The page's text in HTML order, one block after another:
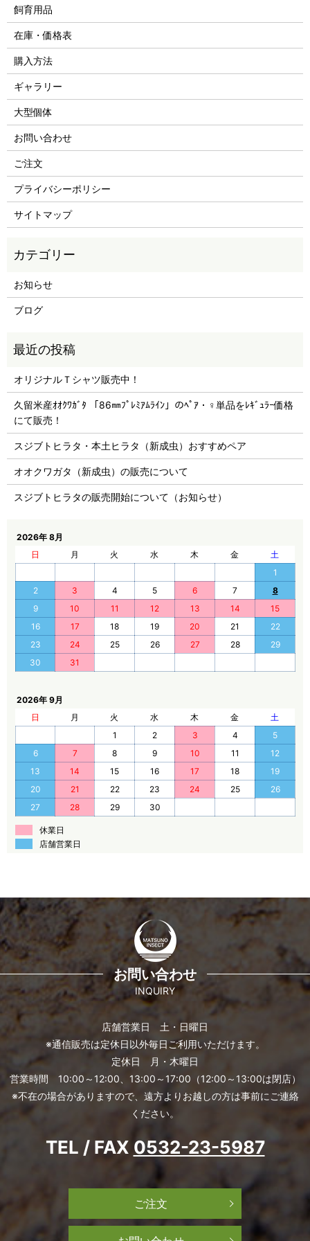
飼育用品
在庫・価格表
購入方法
ギャラリー
大型個体
お問い合わせ
ご注文
プライバシーポリシー
サイトマップ
お知らせ
ブログ
オリジナルＴシャツ販売中！
久留米産ｵｵｸﾜｶﾞﾀ 「86㎜ﾌﾟﾚﾐｱﾑﾗｲﾝ」のﾍﾟｱ・♀単品をﾚｷﾞｭﾗｰ価格
にて販売！
スジブトヒラタ・本土ヒラタ（新成虫）おすすめペア
オオクワガタ（新成虫）の販売について
スジブトヒラタの販売開始について（お知らせ）
2026年 8月
日
月 火 水 木 金
土
1
2
3 4 5 6 7
8
9
10 11 12 13 14
15
16
17 18 19 20 21
22
23
24 25 26 27 28
29
30
31
2026年 9月
日
月 火 水 木 金
土
1
2 3 4
5
6
7 8 9 10 11
12
13
14 15 16 17 18
19
20
21 22 23 24 25
26
27
28 29 30
休業日
店舗営業日
お問い合わせ
INQUIRY
店舗営業日 土・日曜日
※通信販売は定休日以外毎日ご利用いただけます。
定休日 月・木曜日
営業時間 10:00～12:00、13:00～17:00（12:00～13:00は閉店）
※不在の場合がありますので、遠方よりお越しの方は事前にご連絡
ください。
TEL / FAX 0532-23-5987
ご注文